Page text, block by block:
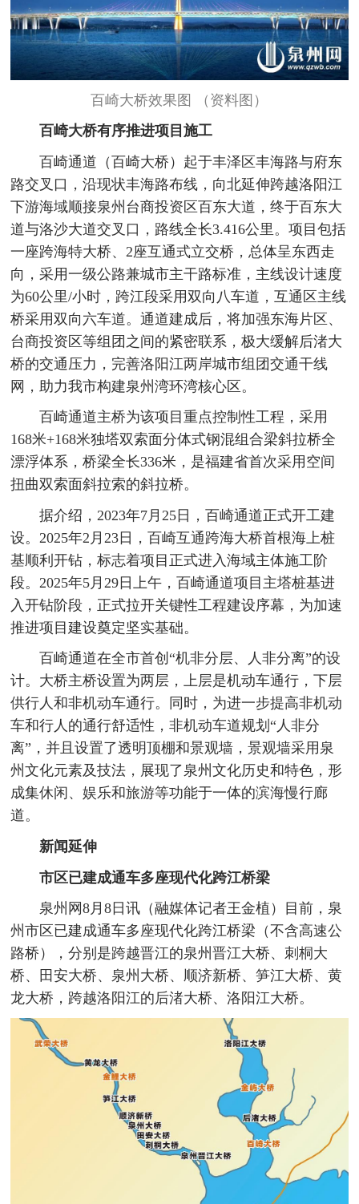
百崎大桥效果图 （资料图）
百崎大桥有序推进项目施工
百崎通道（百崎大桥）起于丰泽区丰海路与府东
路交叉口，沿现状丰海路布线，向北延伸跨越洛阳江
下游海域顺接泉州台商投资区百东大道，终于百东大
道与洛沙大道交叉口，路线全长3.416公里。项目包括
一座跨海特大桥、2座互通式立交桥，总体呈东西走
向，采用一级公路兼城市主干路标准，主线设计速度
为60公里/小时，跨江段采用双向八车道，互通区主线
桥采用双向六车道。通道建成后，将加强东海片区、
台商投资区等组团之间的紧密联系，极大缓解后渚大
桥的交通压力，完善洛阳江两岸城市组团交通干线
网，助力我市构建泉州湾环湾核心区。
百崎通道主桥为该项目重点控制性工程，采用
168米+168米独塔双索面分体式钢混组合梁斜拉桥全
漂浮体系，桥梁全长336米，是福建省首次采用空间
扭曲双索面斜拉索的斜拉桥。
据介绍，2023年7月25日，百崎通道正式开工建
设。2025年2月23日，百崎互通跨海大桥首根海上桩
基顺利开钻，标志着项目正式进入海域主体施工阶
段。2025年5月29日上午，百崎通道项目主塔桩基进
入开钻阶段，正式拉开关键性工程建设序幕，为加速
推进项目建设奠定坚实基础。
百崎通道在全市首创“机非分层、人非分离”的设
计。大桥主桥设置为两层，上层是机动车通行，下层
供行人和非机动车通行。同时，为进一步提高非机动
车和行人的通行舒适性，非机动车道规划“人非分
离”，并且设置了透明顶棚和景观墙，景观墙采用泉
州文化元素及技法，展现了泉州文化历史和特色，形
成集休闲、娱乐和旅游等功能于一体的滨海慢行廊
道。
新闻延伸
市区已建成通车多座现代化跨江桥梁
泉州网8月8日讯（融媒体记者王金植）目前，泉
州市区已建成通车多座现代化跨江桥梁（不含高速公
路桥），分别是跨越晋江的泉州晋江大桥、刺桐大
桥、田安大桥、泉州大桥、顺济新桥、笋江大桥、黄
龙大桥，跨越洛阳江的后渚大桥、洛阳江大桥。